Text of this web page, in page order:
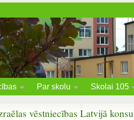
Par skolu Skolai 105
vēstniecības Latvijā